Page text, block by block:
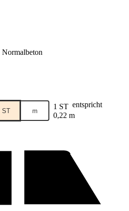
Normalbeton
ST m 1 ST entspricht
0,22 m